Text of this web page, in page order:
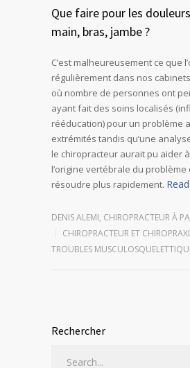
Que faire pour les
main, bras, jambe ?
C’est malheureusement ce que
régulièrement dans nos
où nombre de personnes ont
ayant fait des soins localisés
rééducation) pour un problème
extrémités tandis qu’une
le chiropracteur aurait pu aider
l’origine vertébrale du problème
résoudre plus rapidement.
DENIS ALEMI, CHIROPRACTEUR À
CHIROPRACTEUR ET
TROUBLES
Rechercher